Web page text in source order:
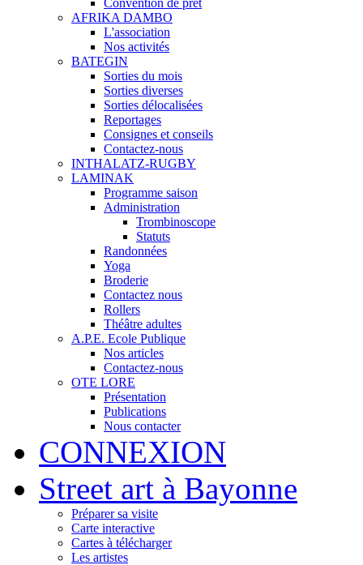
AFRIKA DAMBO
L'association
Nos activités
BATEGIN
Sorties du mois
Sorties diverses
Sorties délocalisées
Reportages
Consignes et conseils
Contactez-nous
INTHALATZ-RUGBY
LAMINAK
Programme saison
Administration
Trombinoscope
Statuts
Randonnées
Yoga
Broderie
Contactez nous
Rollers
Théâtre adultes
A.P.E. Ecole Publique
Nos articles
Contactez-nous
OTE LORE
Présentation
Publications
Nous contacter
CONNEXION
Street art à Bayonne
Préparer sa visite
Carte interactive
Cartes à télécharger
Les artistes